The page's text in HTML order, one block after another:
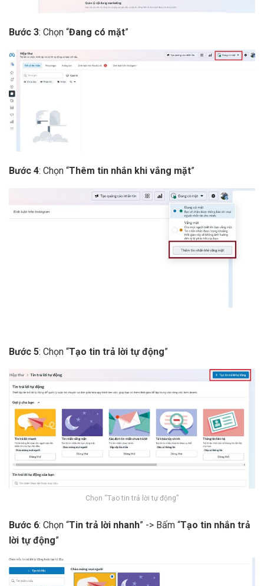
Bước 3: Chọn “Đang có mặt”
Bước 4: Chọn “Thêm tin nhắn khi vắng mặt”
Bước 5: Chọn “Tạo tin trả lời tự động”
Chọn “Tạo tin trả lời tự động”
Bước 6: Chọn “Tin trả lời nhanh” -> Bấm “Tạo tin nhắn trả
lời tự động”